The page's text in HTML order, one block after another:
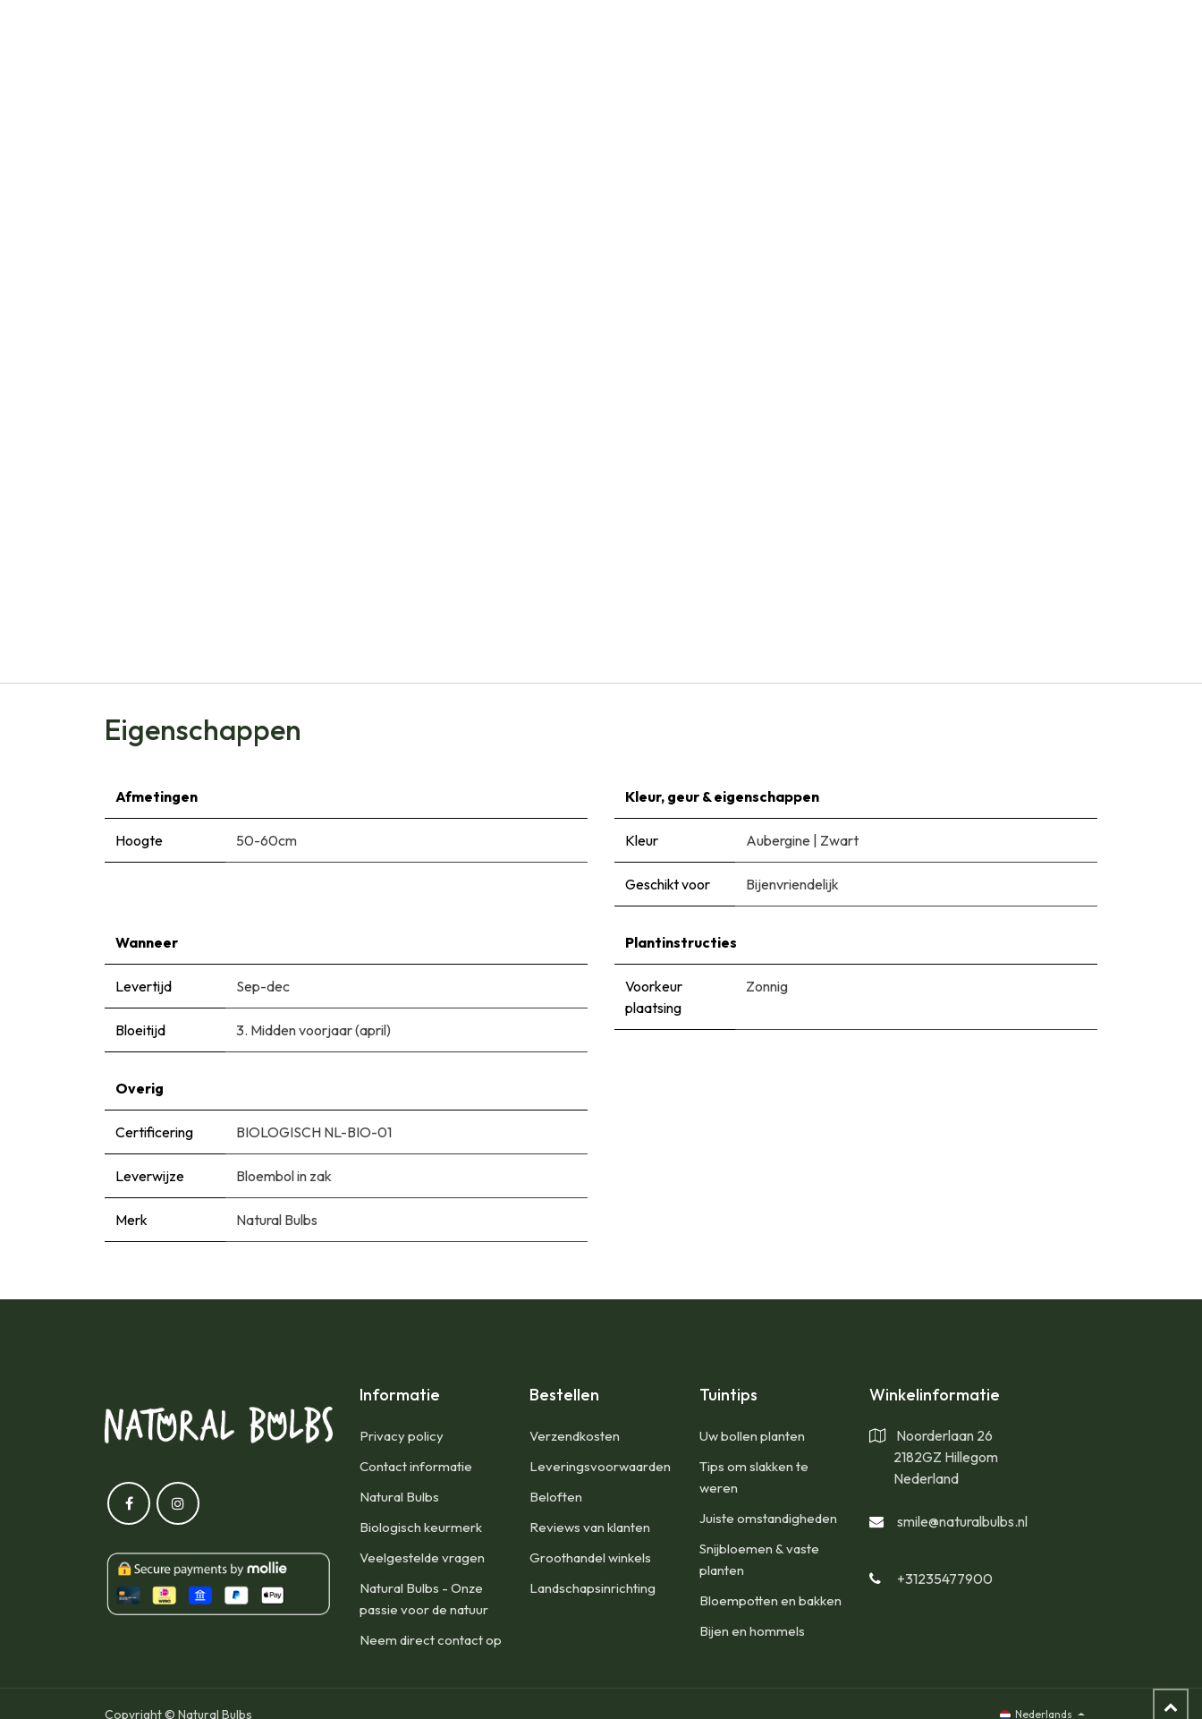
Eigenschappen
Afmetingen
Hoogte 50-60cm
Kleur, geur & eigenschappen
Kleur Aubergine Zwart
Geschikt voor Bijenvriendelijk
Wanneer
Levertijd Sep-dec
Bloeitijd 3. Midden voorjaar (april)
Plantinstructies
Voorkeur
plaatsing
Zonnig
Overig
Certificering BIOLOGISCH NL-BIO-01
Leverwijze Bloembol in zak
Merk Natural Bulbs
Informatie
Privacy policy
Contact informatie
Natural Bulbs
Biologisch keurmerk
Veelgestelde vragen
Natural Bulbs - Onze
passie voor de natuur
Neem direct contact op
Bestellen
​Verzendkosten
Leveringsvoorwaarden
Beloften
Reviews van klanten
Groothandel winkels
Landschapsinrichting
Tuintips
Uw bollen planten
Tips om slakken te
weren
Juiste omstandigheden
Snijbloemen & vaste
planten
Bloempotten en bakken
Bijen en hommels
Winkelinformatie
Noorderlaan 26
2182GZ Hillegom
Nederland
smile@naturalbulbs.nl
+31235477900
Copyright © Natural Bulbs Nederlands